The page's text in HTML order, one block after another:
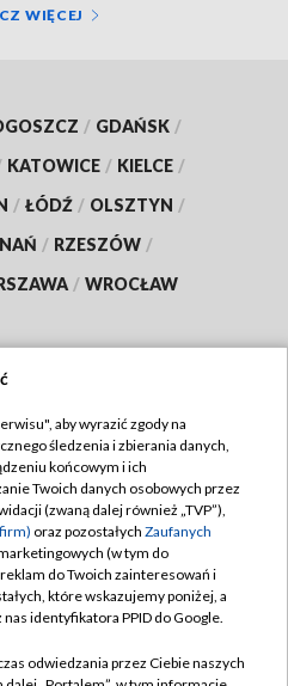
WIĘCEJ
/ GDAŃSK /
KATOWICE / KIELCE /
/ ŁÓDŹ / OLSZTYN /
/ RZESZÓW /
/ WROCŁAW
TVP
TVP
prywatności
zgody
Pomoc
aby wyrazić zgody na
śledzenia i zbierania danych,
końcowym i ich
Twoich danych osobowych przez
(zwaną dalej również „TVP”),
oraz pozostałych Zaufanych
(w tym do
do Twoich zainteresowań i
które wskazujemy poniżej, a
identyfikatora PPID do Google.
odwiedzania przez Ciebie naszych